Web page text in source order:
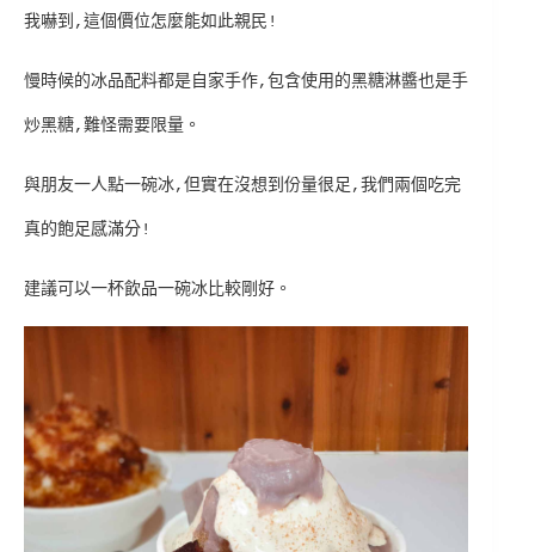
我嚇到,這個價位怎麼能如此親民!
慢時候的冰品配料都是自家手作,包含使用的黑糖淋醬也是手
炒黑糖,難怪需要限量。
與朋友一人點一碗冰,但實在沒想到份量很足,我們兩個吃完
真的飽足感滿分!
建議可以一杯飲品一碗冰比較剛好。